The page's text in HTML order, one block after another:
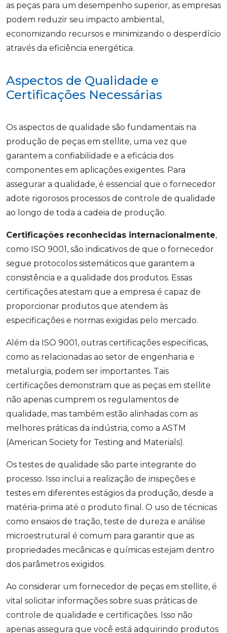
as peças para um desempenho superior, as empresas
podem reduzir seu impacto ambiental,
economizando recursos e minimizando o desperdício
através da eficiência energética.
Aspectos de Qualidade e
Certificações Necessárias
Os aspectos de qualidade são fundamentais na
produção de peças em stellite, uma vez que
garantem a confiabilidade e a eficácia dos
componentes em aplicações exigentes. Para
assegurar a qualidade, é essencial que o fornecedor
adote rigorosos processos de controle de qualidade
ao longo de toda a cadeia de produção.
Certificações reconhecidas internacionalmente,
como ISO 9001, são indicativos de que o fornecedor
segue protocolos sistemáticos que garantem a
consistência e a qualidade dos produtos. Essas
certificações atestam que a empresa é capaz de
proporcionar produtos que atendem às
especificações e normas exigidas pelo mercado.
Além da ISO 9001, outras certificações específicas,
como as relacionadas ao setor de engenharia e
metalurgia, podem ser importantes. Tais
certificações demonstram que as peças em stellite
não apenas cumprem os regulamentos de
qualidade, mas também estão alinhadas com as
melhores práticas da indústria, como a ASTM
(American Society for Testing and Materials).
Os testes de qualidade são parte integrante do
processo. Isso inclui a realização de inspeções e
testes em diferentes estágios da produção, desde a
matéria-prima até o produto final. O uso de técnicas
como ensaios de tração, teste de dureza e análise
microestrutural é comum para garantir que as
propriedades mecânicas e químicas estejam dentro
dos parâmetros exigidos.
Ao considerar um fornecedor de peças em stellite, é
vital solicitar informações sobre suas práticas de
controle de qualidade e certificações. Isso não
apenas assegura que você está adquirindo produtos